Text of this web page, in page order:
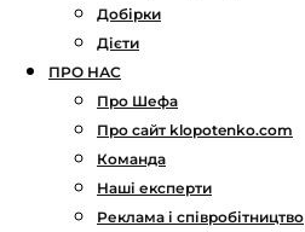
Добірки
Дієти
ПРО НАС
Про Шефа
Про сайт klopotenko.com
Команда
Наші експерти
Реклама і співробітництво